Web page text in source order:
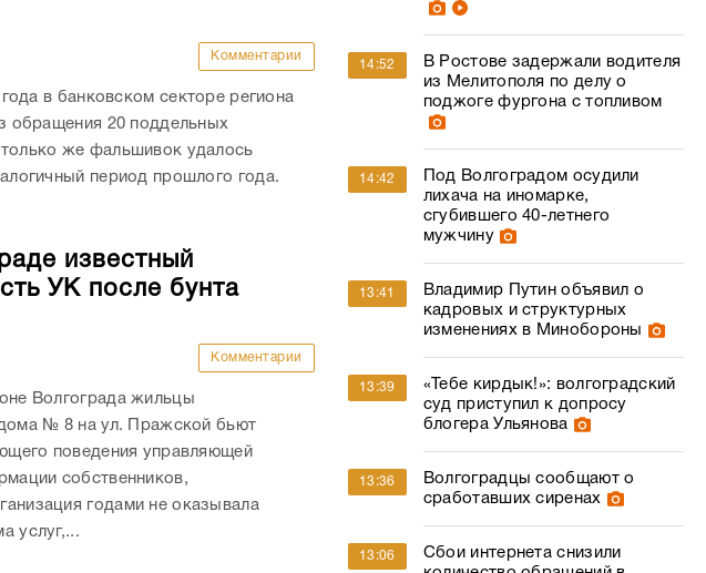
Комментарии
в банковском секторе региона
обращения 20 поддельных
же фальшивок удалось
период прошлого года.
известный
УК после бунта
Комментарии
Волгограда жильцы
№ 8 на ул. Пражской бьют
поведения управляющей
собственников,
годами не оказывала
услуг,...
14:52
В Ростове задержали водителя
из Мелитополя по делу о
поджоге фургона с топливом
14:42
Под Волгоградом осудили
лихача на иномарке,
сгубившего 40-летнего
мужчину
13:41
Владимир Путин объявил о
кадровых и структурных
изменениях в Минобороны
13:39
«Тебе кирдык!»: волгоградский
суд приступил к допросу
блогера Ульянова
13:36
Волгоградцы сообщают о
сработавших сиренах
13:06
Сбои интернета снизили